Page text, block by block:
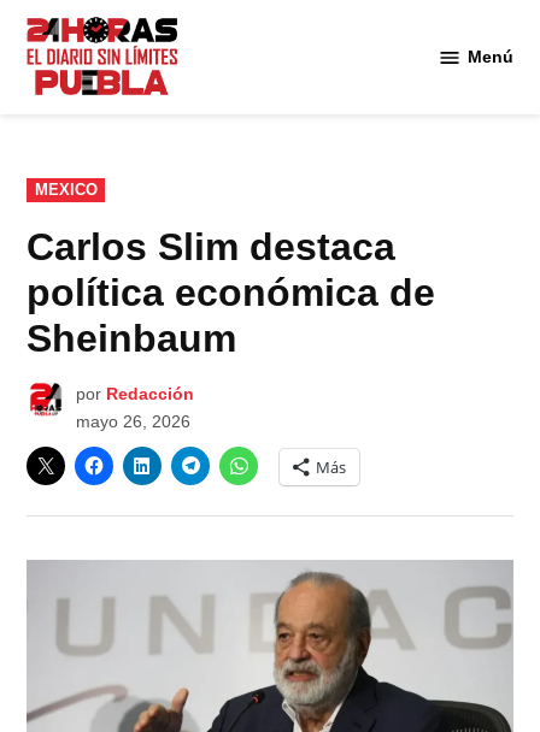
Saltar
contenido
Menú
PUBLICADO
EN
MEXICO
Carlos Slim destaca
política económica de
Sheinbaum
por Redacción
mayo 26, 2026
Más